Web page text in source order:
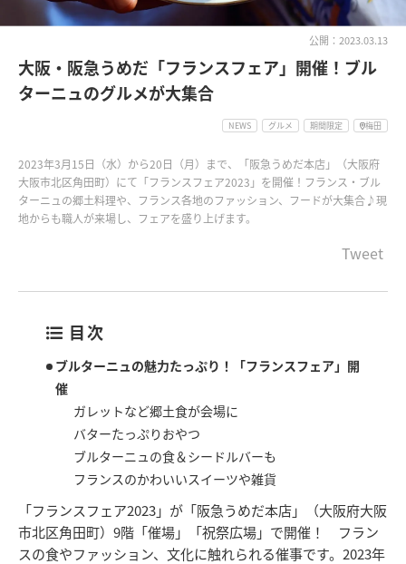
公開：2023.03.13
大阪・阪急うめだ「フランスフェア」開催！ブル
ターニュのグルメが大集合
NEWS グルメ 期間限定 梅田
2023年3月15日（水）から20日（月）まで、「阪急うめだ本店」（大阪府
大阪市北区角田町）にて「フランスフェア2023」を開催！フランス・ブル
ターニュの郷土料理や、フランス各地のファッション、フードが大集合♪現
地からも職人が来場し、フェアを盛り上げます。
Tweet
目次
ブルターニュの魅力たっぷり！「フランスフェア」開
催
ガレットなど郷土食が会場に
バターたっぷりおやつ
ブルターニュの食＆シードルバーも
フランスのかわいいスイーツや雑貨
「フランスフェア2023」が「阪急うめだ本店」（大阪府大阪
市北区角田町）9階「催場」「祝祭広場」で開催！ フラン
スの食やファッション、文化に触れられる催事です。2023年